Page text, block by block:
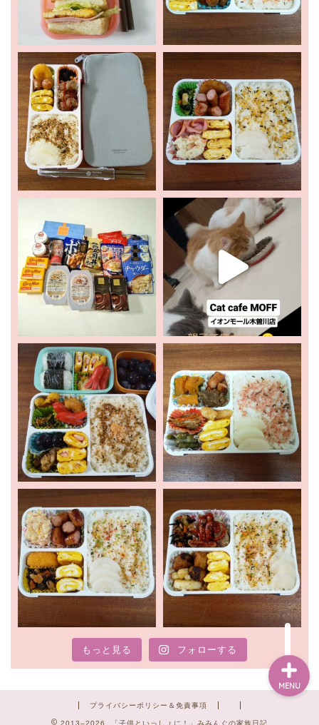
もっと見る フォローする
プライバシーポリシー＆免責事項
2013–2026 「子供といっしょに！」みみんぐの家族日記
MENU
ホーム
新着情報
お出かけ
暮らし